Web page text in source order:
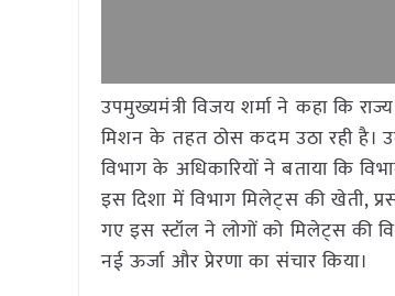
उपमुख्यमंत्री विजय शर्मा ने कहा कि
मिशन के तहत ठोस कदम उठा रही है।
विभाग के अधिकारियों ने बताया कि
इस दिशा में विभाग मिलेट्स की खेती,
गए इस स्टॉल ने लोगों को मिलेट्स की
नई ऊर्जा और प्रेरणा का संचार किया।